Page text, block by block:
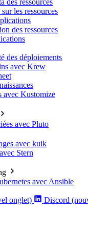
des ressources
les ressources
des ressources
des déploiements
avec Krew
avec Kustomize
avec Pluto
avec kuik
Stern
avec Ansible
onglet) Discord